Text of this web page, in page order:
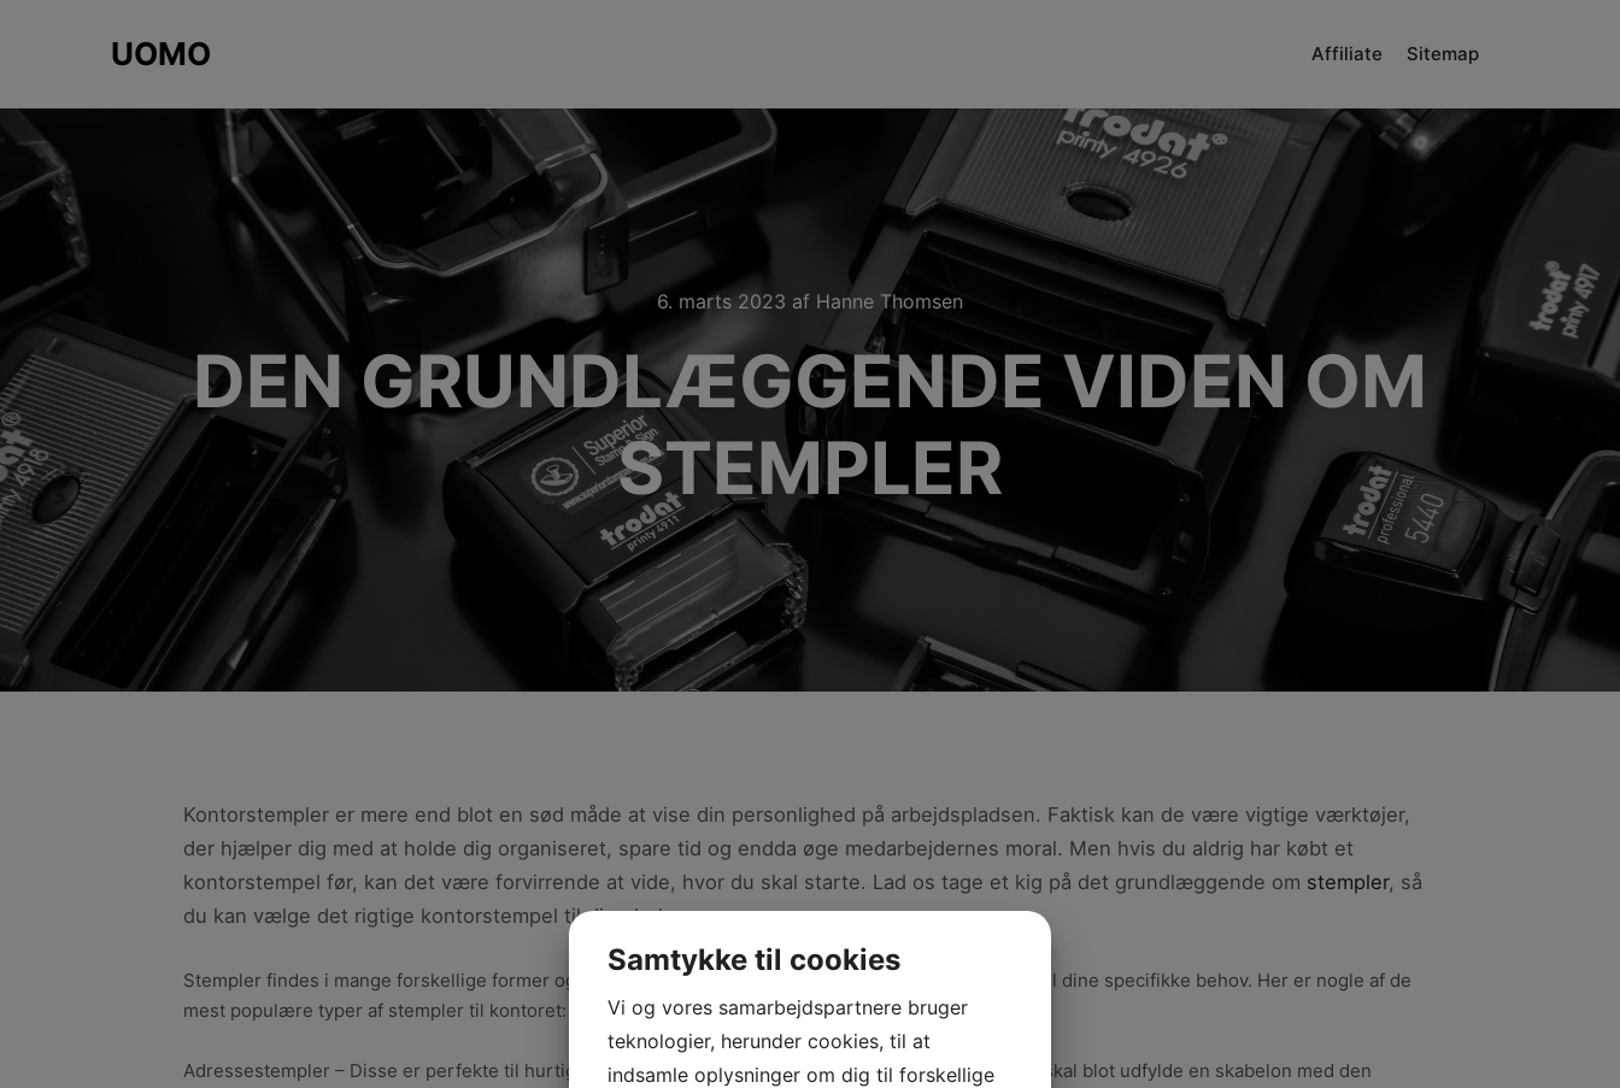
UOMO Affiliate Sitemap
6. marts 2023 af Hanne Thomsen
DEN GRUNDLÆGGENDE VIDEN OM
STEMPLER
Kontorstempler er mere end blot en sød måde at vise din personlighed på arbejdspladsen. Faktisk kan de være vigtige værktøjer,
der hjælper dig med at holde dig organiseret, spare tid og endda øge medarbejdernes moral. Men hvis du aldrig har købt et
kontorstempel før, kan det være forvirrende at vide, hvor du skal starte. Lad os tage et kig på det grundlæggende om stempler, så
du kan vælge det rigtige kontorstempel til dine behov.
Stempler findes i mange forskellige former og størrelser, hvilket gør det nemt at finde et, der passer til dine specifikke behov. Her er nogle af de
mest populære typer af stempler til kontoret:
Adressestempler – Disse er perfekte til hurtigt at tilføje afsenderadresser til forretningskuverter. Du skal blot udfylde en skabelon med den
Samtykke til cookies
Vi og vores samarbejdspartnere bruger
teknologier, herunder cookies, til at
indsamle oplysninger om dig til forskellige